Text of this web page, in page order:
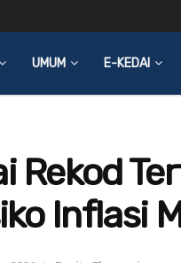
UMUM E-KEDAI
Rekod
Inflasi